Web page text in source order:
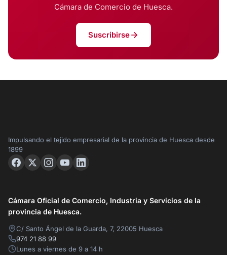
Cámara de Comercio de Huesca.
Suscribirse
Impulsando el tejido empresarial de la provincia de Huesca desde
1899
Cámara Oficial de Comercio, Industria y Servicios de la
provincia de Huesca.
C/ Santo Ángel de la Guarda, 7, 22005 Huesca
974 21 88 99
Lunes a viernes de 9 a 14 h